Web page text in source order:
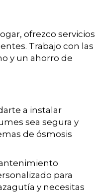
ofrezco servicios
Trabajo con las
y un ahorro de
a instalar
sea segura y
de ósmosis
para
y necesitas